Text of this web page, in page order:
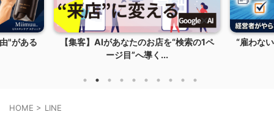
"がある
【集客】AIがあなたのお店を“検索の1ペ
ージ目”へ導く...
“雇わな
HOME > LINE